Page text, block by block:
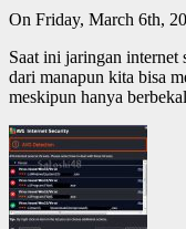
On Friday, March 6th,
Saat ini jaringan internet
dari manapun kita bisa
meskipun hanya